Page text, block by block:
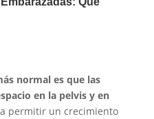
normal es que las
en la pelvis y en
permitir un crecimiento